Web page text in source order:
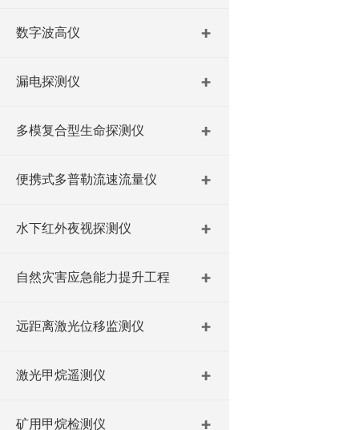
数字波高仪
漏电探测仪
多模复合型生命探测仪
便携式多普勒流速流量仪
水下红外夜视探测仪
自然灾害应急能力提升工程
远距离激光位移监测仪
激光甲烷遥测仪
矿用甲烷检测仪